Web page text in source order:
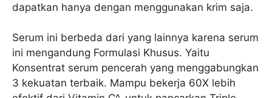
dapatkan hanya dengan menggunakan krim saja.
Serum ini berbeda dari yang lainnya karena serum
ini mengandung Formulasi Khusus. Yaitu
Konsentrat serum pencerah yang menggabungkan
3 kekuatan terbaik. Mampu bekerja 60X lebih